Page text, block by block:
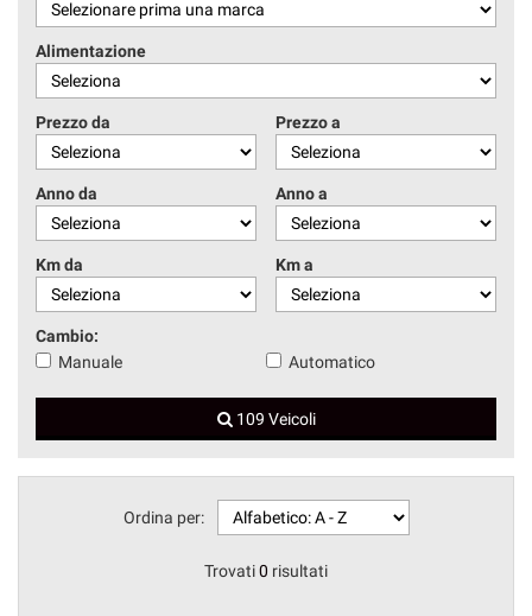
CONTATTI
Alimentazione
Prezzo da Prezzo a
Anno da Anno a
Km da Km a
Cambio:
Manuale
Automatico
109 Veicoli
Ordina per:
Trovati0 risultati